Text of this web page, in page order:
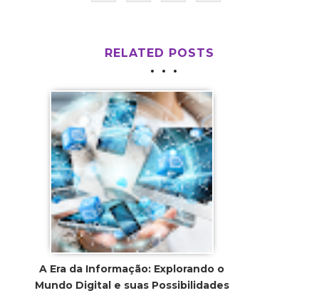
RELATED POSTS
A Era da Informação: Explorando o
Mundo Digital e suas Possibilidades